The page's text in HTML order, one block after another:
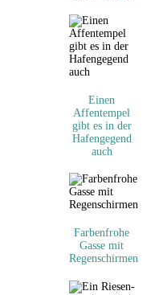
Einen
Affentempel
gibt es in der
Hafengegend
auch
Farbenfrohe
Gasse mit
Regenschirmen